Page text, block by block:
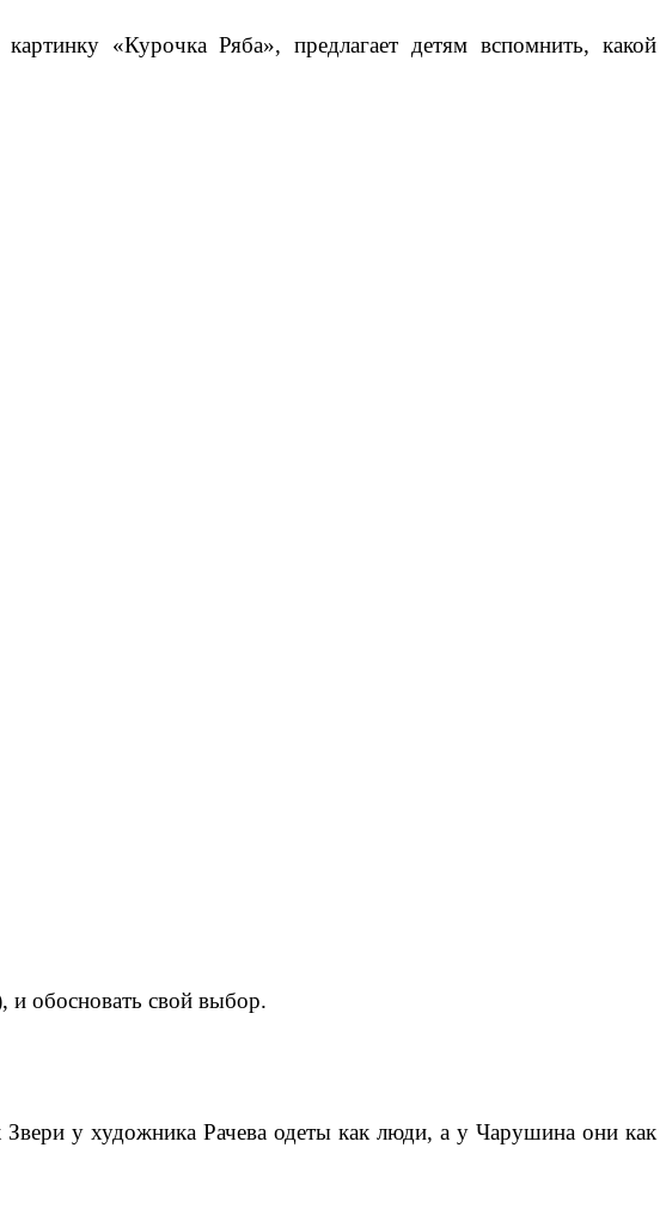
«Курочка Ряба», предлагает детям вспомнить, какой
и обосновать свой выбор.
у художника Рачева одеты как люди, а у Чарушина они как